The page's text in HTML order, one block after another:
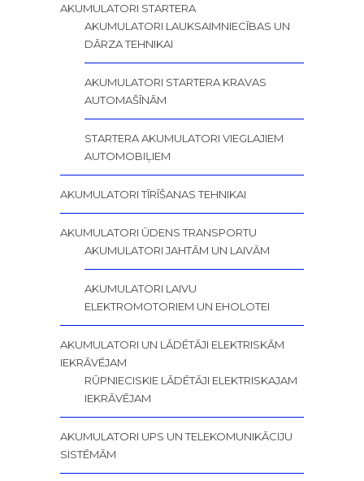
AKUMULATORI STARTERA
AKUMULATORI LAUKSAIMNIECĪBAS UN
DĀRZA TEHNIKAI
AKUMULATORI STARTERA KRAVAS
AUTOMAŠĪNĀM
STARTERA AKUMULATORI VIEGLAJIEM
AUTOMOBIĻIEM
AKUMULATORI TĪRĪŠANAS TEHNIKAI
AKUMULATORI ŪDENS TRANSPORTU
AKUMULATORI JAHTĀM UN LAIVĀM
AKUMULATORI LAIVU
ELEKTROMOTORIEM UN EHOLOTEI
AKUMULATORI UN LĀDĒTĀJI ELEKTRISKĀM
IEKRĀVĒJAM
RŪPNIECISKIE LĀDĒTĀJI ELEKTRISKAJAM
IEKRĀVĒJAM
AKUMULATORI UPS UN TELEKOMUNIKĀCIJU
SISTĒMĀM